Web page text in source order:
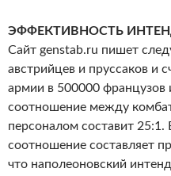
ЭФФЕКТИВНОСТЬ
Сайт genstab.ru пишет
австрийцев и пруссаков и
армии в 500000 французов
соотношение между
персоналом составит
соотношение составляет
что наполеоновский